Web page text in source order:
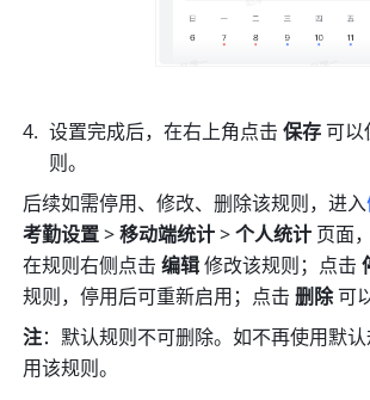
设置完成后，在右上角点击 保存 可以
则。
后续如需停用、修改、删除该规则，进入
考勤设置 > 移动端统计 > 个人统计 页面
在规则右侧点击 编辑 修改该规则；点击
规则，停用后可重新启用；点击 删除 可
注：默认规则不可删除。如不再使用默
用该规则。